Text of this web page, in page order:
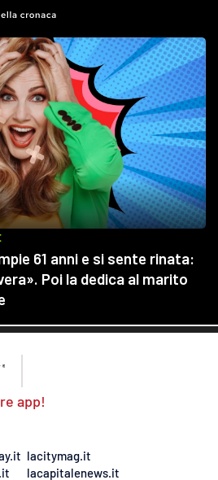
app!
lacitymag.it
lacapitalenews.it